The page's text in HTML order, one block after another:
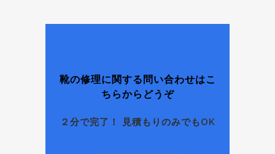
靴の修理に関する問い合わせはこ
ちらからどうぞ
２分で完了！ 見積もりのみでもOK